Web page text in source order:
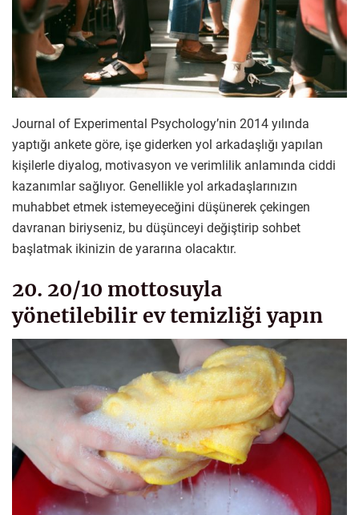
Journal of Experimental Psychology’nin 2014 yılında
yaptığı ankete göre, işe giderken yol arkadaşlığı yapılan
kişilerle diyalog, motivasyon ve verimlilik anlamında ciddi
kazanımlar sağlıyor. Genellikle yol arkadaşlarınızın
muhabbet etmek istemeyeceğini düşünerek çekingen
davranan biriyseniz, bu düşünceyi değiştirip sohbet
başlatmak ikinizin de yararına olacaktır.
20. 20/10 mottosuyla
yönetilebilir ev temizliği yapın